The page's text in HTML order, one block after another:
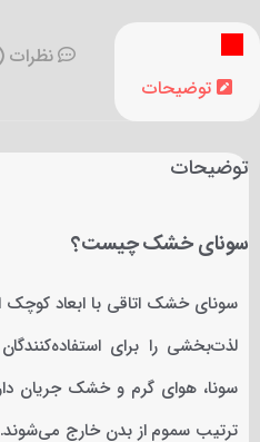
سوئد برای رقابت با برترین
این سری از هیترها به
قابلیت کنترل دما را به طور
محصول با بدنه تمام استیل،
توضیحات
نظرات (0)
توضیحات
سونای خشک چیست؟
سونای خشک اتاقی با ابعاد
لذت‌بخشی را برای
سونا، هوای گرم و خشک جریان
ترتیب سموم از بدن خارج می‌شوند.